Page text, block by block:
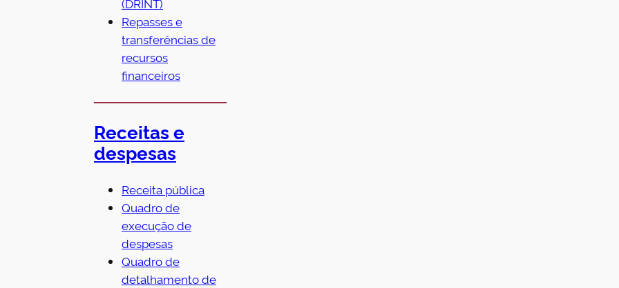
(DRINT)
Repasses e
transferências de
recursos
financeiros
Receitas e
despesas
Receita pública
Quadro de
execução de
despesas
Quadro de
detalhamento de